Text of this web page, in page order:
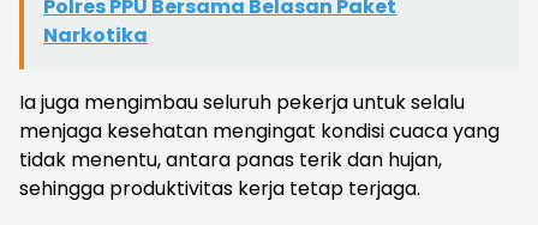
Polres PPU Bersama Belasan Paket
Narkotika
Ia juga mengimbau seluruh pekerja untuk selalu
menjaga kesehatan mengingat kondisi cuaca yang
tidak menentu, antara panas terik dan hujan,
sehingga produktivitas kerja tetap terjaga.